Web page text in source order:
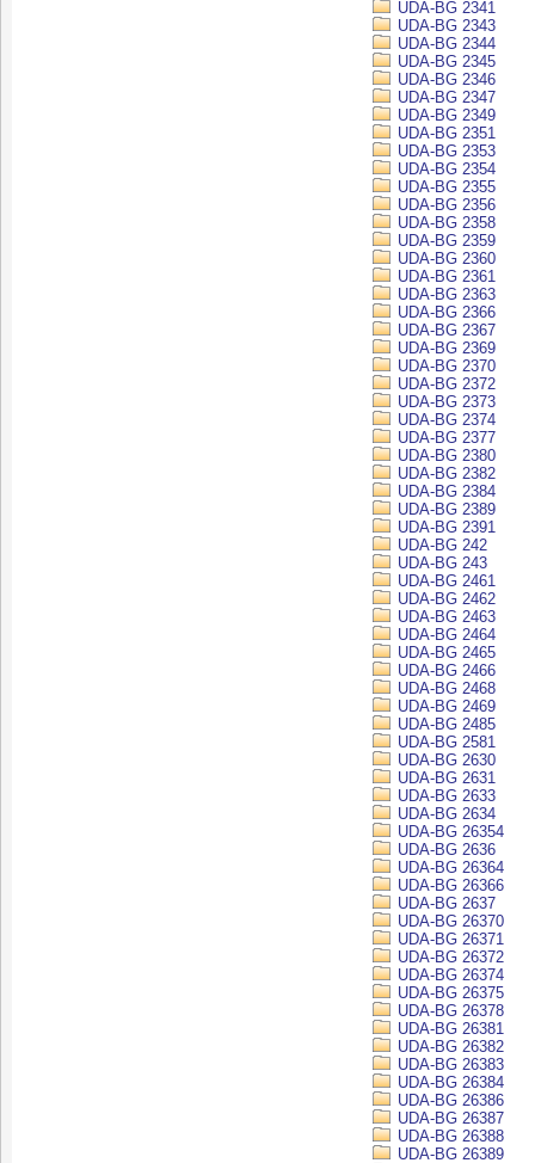
UDA-BG 2341
UDA-BG 2343
UDA-BG 2344
UDA-BG 2345
UDA-BG 2346
UDA-BG 2347
UDA-BG 2349
UDA-BG 2351
UDA-BG 2353
UDA-BG 2354
UDA-BG 2355
UDA-BG 2356
UDA-BG 2358
UDA-BG 2359
UDA-BG 2360
UDA-BG 2361
UDA-BG 2363
UDA-BG 2366
UDA-BG 2367
UDA-BG 2369
UDA-BG 2370
UDA-BG 2372
UDA-BG 2373
UDA-BG 2374
UDA-BG 2377
UDA-BG 2380
UDA-BG 2382
UDA-BG 2384
UDA-BG 2389
UDA-BG 2391
UDA-BG 242
UDA-BG 243
UDA-BG 2461
UDA-BG 2462
UDA-BG 2463
UDA-BG 2464
UDA-BG 2465
UDA-BG 2466
UDA-BG 2468
UDA-BG 2469
UDA-BG 2485
UDA-BG 2581
UDA-BG 2630
UDA-BG 2631
UDA-BG 2633
UDA-BG 2634
UDA-BG 26354
UDA-BG 2636
UDA-BG 26364
UDA-BG 26366
UDA-BG 2637
UDA-BG 26370
UDA-BG 26371
UDA-BG 26372
UDA-BG 26374
UDA-BG 26375
UDA-BG 26378
UDA-BG 26381
UDA-BG 26382
UDA-BG 26383
UDA-BG 26384
UDA-BG 26386
UDA-BG 26387
UDA-BG 26388
UDA-BG 26389